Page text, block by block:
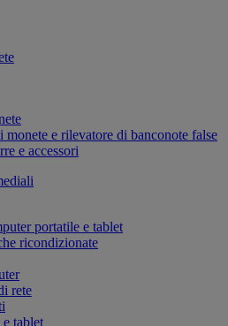
monete e rilevatore di banconote false
e accessori
portatile e tablet
ricondizionate
rete
tablet